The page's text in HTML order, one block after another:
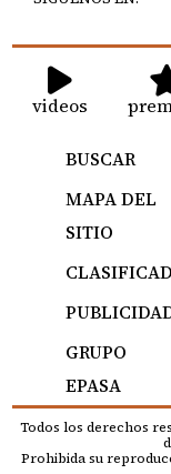
videos
BUSCAR
MAPA DEL
SITIO
GRUPO
EPASA
Todos los derechos
Prohibida su